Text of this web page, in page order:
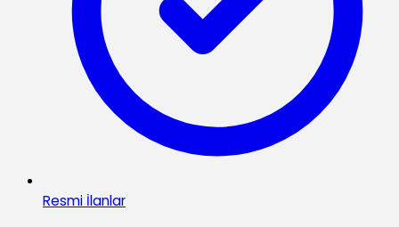
Resmi İlanlar